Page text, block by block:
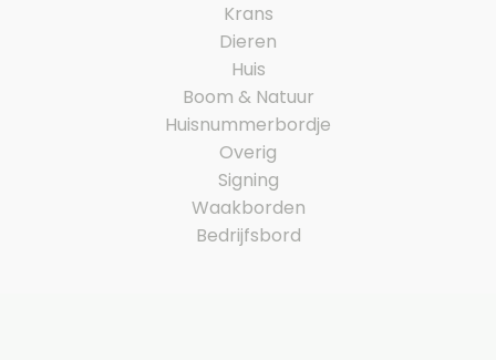
Krans
Dieren
Huis
Boom & Natuur
Huisnummerbordje
Overig
Signing
Waakborden
Bedrijfsbord